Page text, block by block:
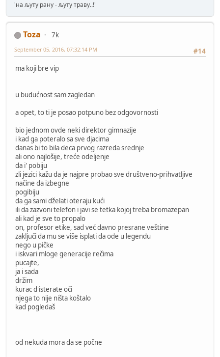
'на љуту рану - љуту траву..!'
Toza
7k
#14
September 05, 2016, 07:32:14 PM
ma koji bre vip
u budućnost sam zagledan
a opet, to ti je posao potpuno bez odgovornosti
bio jednom ovde neki direktor gimnazije
i kad ga poteralo sa sve djacima
danas bi to bila deca prvog razreda srednje
ali ono najlošije, treće odeljenje
da i' pobiju
zli jezici kažu da je najpre probao sve društveno-prihvatljive
načine da izbegne
pogibiju
da ga sami dželati oteraju kući
ili da zazvoni telefon i javi se tetka kojoj treba bromazepan
ali kad je sve to propalo
on, profesor etike, sad već davno presrane veštine
zaključi da mu se više isplati da ode u legendu
nego u pičke
i iskvari mloge generacije rečima
pucajte,
ja i sada
držim
kurac d'isterate oči
njega to nije ništa koštalo
kad pogledaš
od nekuda mora da se počne